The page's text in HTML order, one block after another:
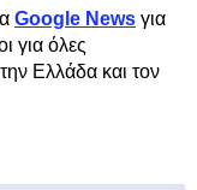
Google News για
για όλες
Ελλάδα και τον